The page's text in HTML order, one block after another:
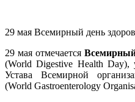
29 мая Всемирный день
29 мая отмечается
(World Digestive Health
Устава Всемирной
(World Gastroenterology